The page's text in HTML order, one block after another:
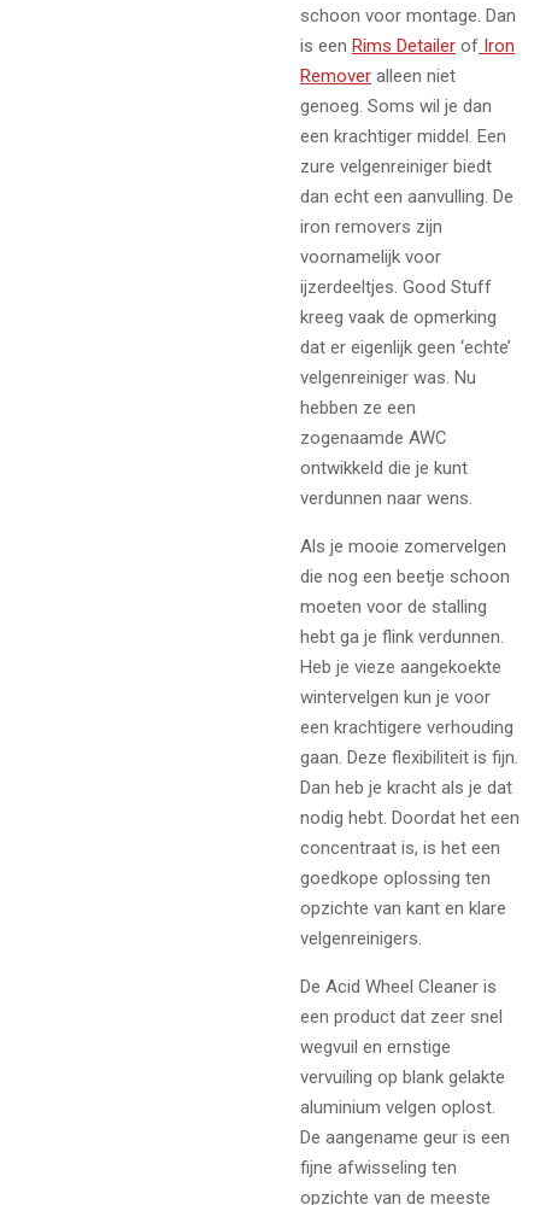
schoon voor montage. Dan
is een Rims Detailer of Iron
Remover alleen niet
genoeg. Soms wil je dan
een krachtiger middel. Een
zure velgenreiniger biedt
dan echt een aanvulling. De
iron removers zijn
voornamelijk voor
ijzerdeeltjes. Good Stuff
kreeg vaak de opmerking
dat er eigenlijk geen ‘echte’
velgenreiniger was. Nu
hebben ze een
zogenaamde AWC
ontwikkeld die je kunt
verdunnen naar wens.
Als je mooie zomervelgen
die nog een beetje schoon
moeten voor de stalling
hebt ga je flink verdunnen.
Heb je vieze aangekoekte
wintervelgen kun je voor
een krachtigere verhouding
gaan. Deze flexibiliteit is fijn.
Dan heb je kracht als je dat
nodig hebt. Doordat het een
concentraat is, is het een
goedkope oplossing ten
opzichte van kant en klare
velgenreinigers.
De Acid Wheel Cleaner is
een product dat zeer snel
wegvuil en ernstige
vervuiling op blank gelakte
aluminium velgen oplost.
De aangename geur is een
fijne afwisseling ten
opzichte van de meeste